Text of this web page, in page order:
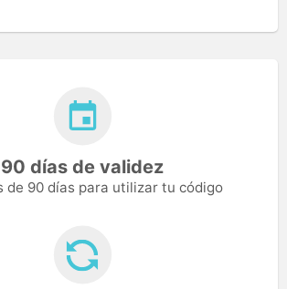
90 días de validez
de 90 días para utilizar tu código